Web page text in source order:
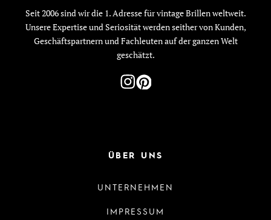
Seit 2006 sind wir die 1. Adresse für vintage Brillen weltweit.
Unsere Expertise und Seriosität werden seither von Kunden,
Geschäftspartnern und Fachleuten auf der ganzen Welt
geschätzt.
ÜBER UNS
UNTERNEHMEN
IMPRESSUM